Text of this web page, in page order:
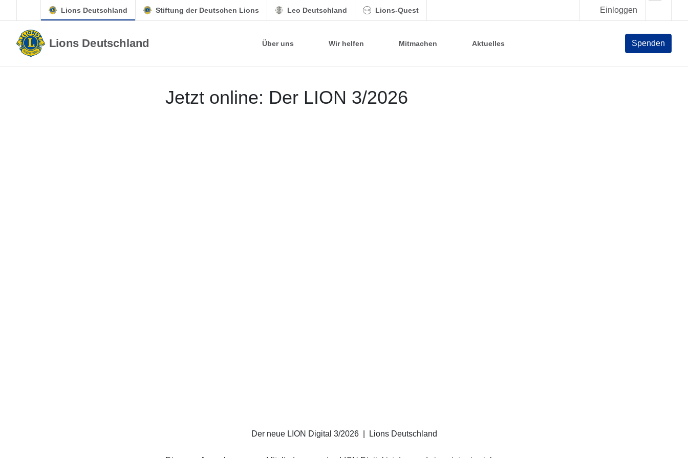
Zum Hauptinhalt springen
Lions Deutschland Stiftung der Deutschen Lions Leo Deutschland Lions-Quest Einloggen
Lions Deutschland Über uns Wir helfen Mitmachen Aktuelles Spenden
Jetzt online: Der LION 3/2026
Der neue LION Digital 3/2026 Lions Deutschland